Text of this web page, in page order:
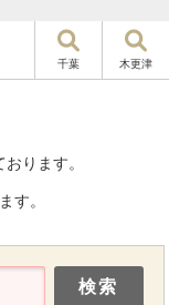
千葉 木更津
ります。
す。